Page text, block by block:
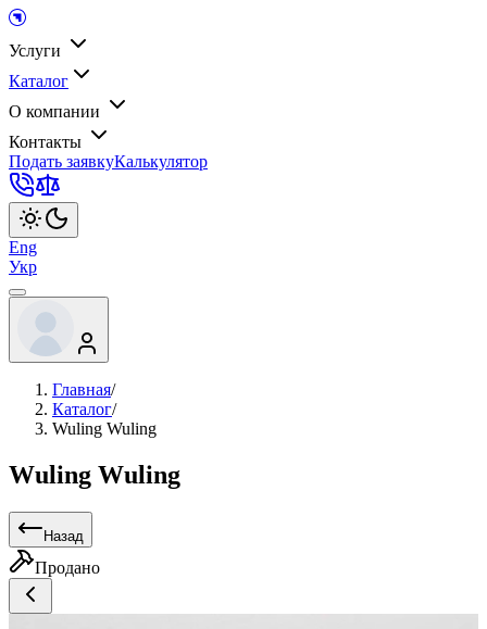
Услуги
Каталог
О компании
Контакты
Подать заявкуКалькулятор
Eng
Укр
Главная/
Каталог/
Wuling Wuling
Wuling Wuling
Назад
Продано